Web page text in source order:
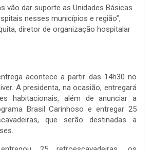
vão dar suporte as Unidades Básicas
nesses municípios e região”,
diretor de organização hospitalar
acontece a partir das 14h30 no
A presidenta, na ocasião, entregará
habitacionais, além de anunciar a
Brasil Carinhoso e entregar 25
que serão destinadas a